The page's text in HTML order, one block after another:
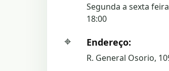
Segunda a sexta
18:00
⌖ Endereço:
R. General Osorio,